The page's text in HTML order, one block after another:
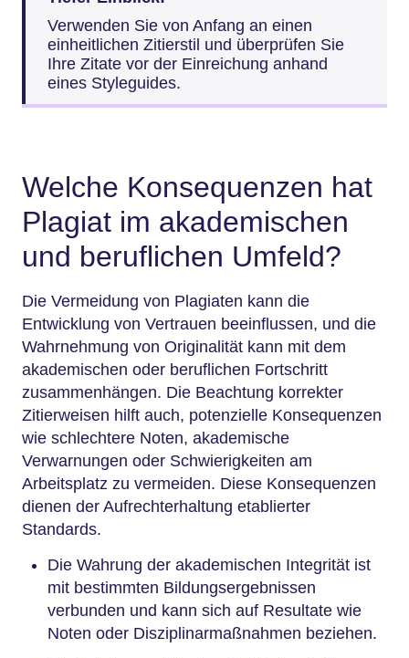
Verwenden Sie von Anfang an einen
einheitlichen Zitierstil und überprüfen Sie
Ihre Zitate vor der Einreichung anhand
eines Styleguides.
Welche Konsequenzen hat
Plagiat im akademischen
und beruflichen Umfeld?
Die Vermeidung von Plagiaten kann die
Entwicklung von Vertrauen beeinflussen, und die
Wahrnehmung von Originalität kann mit dem
akademischen oder beruflichen Fortschritt
zusammenhängen. Die Beachtung korrekter
Zitierweisen hilft auch, potenzielle Konsequenzen
wie schlechtere Noten, akademische
Verwarnungen oder Schwierigkeiten am
Arbeitsplatz zu vermeiden. Diese Konsequenzen
dienen der Aufrechterhaltung etablierter
Standards.
Die Wahrung der akademischen Integrität ist
mit bestimmten Bildungsergebnissen
verbunden und kann sich auf Resultate wie
Noten oder Disziplinarmaßnahmen beziehen.